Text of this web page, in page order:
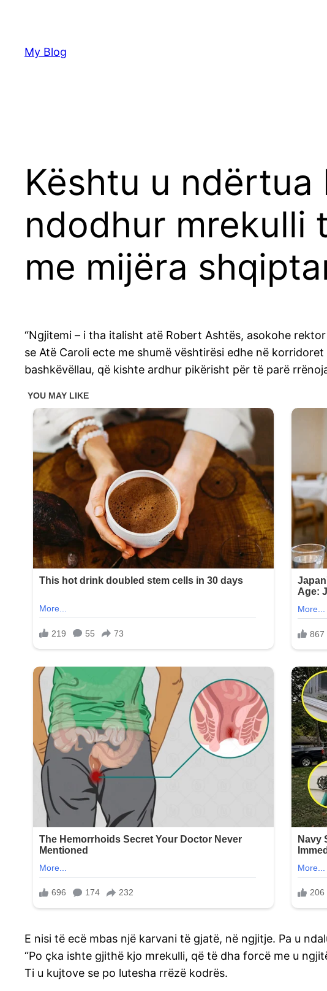
content
My Blog
Kështu u
ndodhur mrekulli
me mijëra
“Ngjitemi – i tha italisht atë Robert Ashtës, asokohe
se Atë Caroli ecte me shumë vështirësi edhe në
bashkëvëllau, që kishte ardhur pikërisht për të parë
E nisi të ecë mbas një karvani të gjatë, në ngjitje. Pa u
“Po çka ishte gjithë kjo mrekulli, që të dha forcë me u
Ti u kujtove se po lutesha rrëzë kodrës.